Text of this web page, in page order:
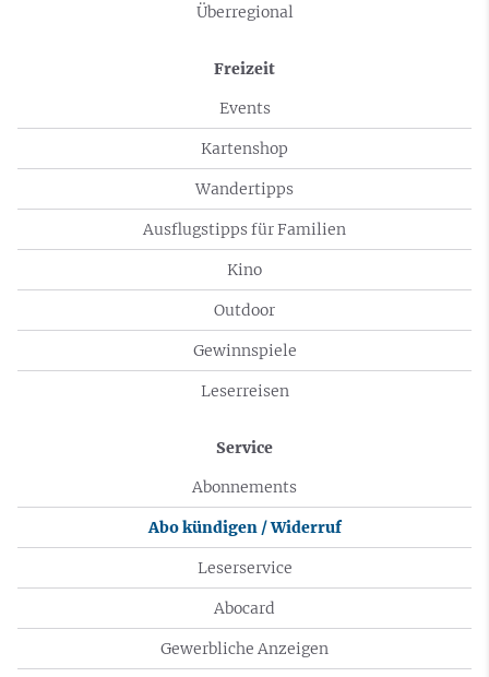
Überregional
Freizeit
Events
Kartenshop
Wandertipps
Ausflugstipps für Familien
Kino
Outdoor
Gewinnspiele
Leserreisen
Service
Abonnements
Abo kündigen / Widerruf
Leserservice
Abocard
Gewerbliche Anzeigen